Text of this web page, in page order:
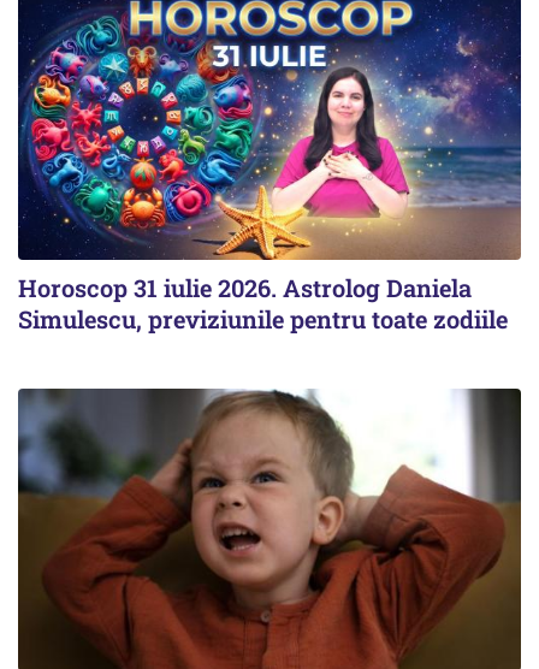
Horoscop 31 iulie 2026. Astrolog Daniela
Simulescu, previziunile pentru toate zodiile